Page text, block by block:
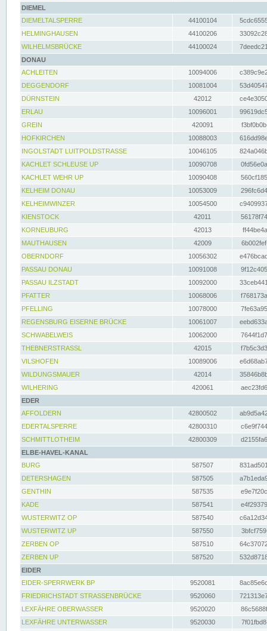
DIEMEL
DIEMELTALSPERRE
44100104
HELMINGHAUSEN
44100206
WILHELMSBRÜCKE
44100024
DONAU
ACHLEITEN
10094006
DEGGENDORF
10081004
DÜRNSTEIN
42012
ERLAU
10096001
GREIN
420091
HOFKIRCHEN
10088003
INGOLSTADT LUITPOLDSTRASSE
10046105
KACHLET SCHLEUSE UP
10090708
KACHLET WEHR UP
10090408
KELHEIM DONAU
10053009
KELHEIMWINZER
10054500
KIENSTOCK
42011
KORNEUBURG
42013
MAUTHAUSEN
42009
OBERNDORF
10056302
PASSAU DONAU
10091008
PASSAU ILZSTADT
10092000
PFATTER
10068006
PFELLING
10078000
REGENSBURG EISERNE BRÜCKE
10061007
SCHWABELWEIS
10062000
THEBNERSTRASSL
42015
VILSHOFEN
10089006
WILDUNGSMAUER
42014
WILHERING
420061
EDER
AFFOLDERN
42800502
EDERTALSPERRE
42800310
SCHMITTLOTHEIM
42800309
ELBE-HAVEL-KANAL
BURG
587507
DETERSHAGEN
587505
GENTHIN
587535
KADE
587541
WUSTERWITZ OP
587540
WUSTERWITZ UP
587550
ZERBEN OP
587510
ZERBEN UP
587520
EIDER
EIDER-SPERRWERK BP
9520081
FRIEDRICHSTADT STRASSENBRÜCKE
9520060
LEXFÄHRE OBERWASSER
9520020
LEXFÄHRE UNTERWASSER
9520030